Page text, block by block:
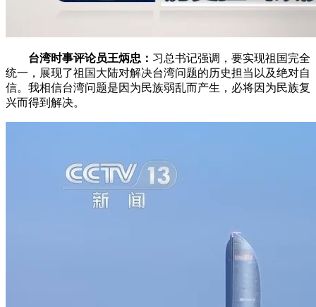
台湾时事评论员王炳忠： 习总书记强调，要实现祖国完全
统一，展现了祖国大陆对解决台湾问题的历史担当以及绝对自
信。我相信台湾问题是因为民族弱乱而产生，必将因为民族复
兴而得到解决。